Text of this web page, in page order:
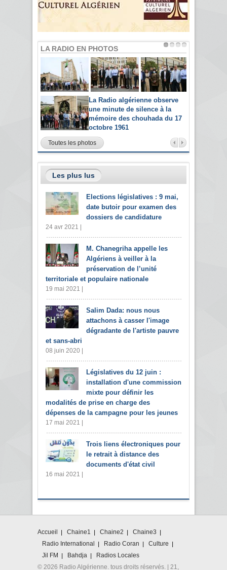
LA RADIO EN PHOTOS
La Radio algérienne observe
une minute de silence à la
mémoire des chouhada du 17
octobre 1961
Toutes les photos
Les plus lus
Elections législatives : 9 mai,
date butoir pour examen des
dossiers de candidature
24 avr 2021 |
M. Chanegriha appelle les
Algériens à veiller à la
préservation de l’unité
territoriale et populaire nationale
19 mai 2021 |
Salim Dada: nous nous
attachons à casser l'image
dégradante de l'artiste pauvre
et sans-abri
08 juin 2020 |
Législatives du 12 juin :
installation d'une commission
mixte pour définir les
modalités de prise en charge des
dépenses de la campagne pour les jeunes
17 mai 2021 |
Trois liens électroniques pour
le retrait à distance des
documents d'état civil
16 mai 2021 |
Accueil Chaine1 Chaine2
Chaine3
Radio International
Radio Coran
Culture
Jil FM
Bahdja
Radios Locales
© 2026 Radio Algérienne. tous droits réservés. | 21,